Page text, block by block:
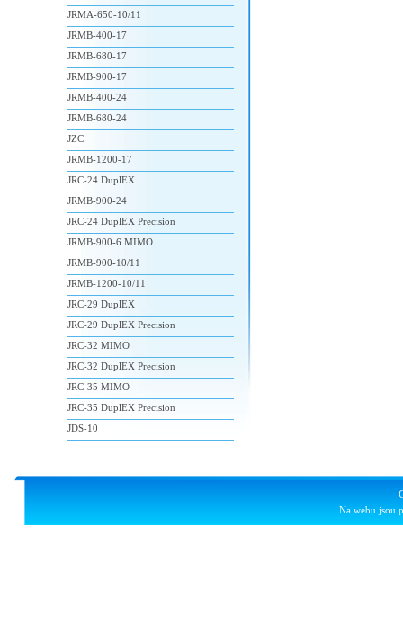
JRMA-650-10/11
JRMB-400-17
JRMB-680-17
JRMB-900-17
JRMB-400-24
JRMB-680-24
JZC
JRMB-1200-17
JRC-24 DuplEX
JRMB-900-24
JRC-24 DuplEX Precision
JRMB-900-6 MIMO
JRMB-900-10/11
JRMB-1200-10/11
JRC-29 DuplEX
JRC-29 DuplEX Precision
JRC-32 MIMO
JRC-32 DuplEX Precision
JRC-35 MIMO
JRC-35 DuplEX Precision
JDS-10
Na webu jsou